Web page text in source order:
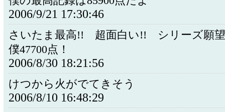
2006/9/21 17:30:46
さいたま最高!! 超面白い!! シリーズ願
僕47700点！
2006/8/30 18:21:56
けつから火がでてきそう
2006/8/10 16:48:29